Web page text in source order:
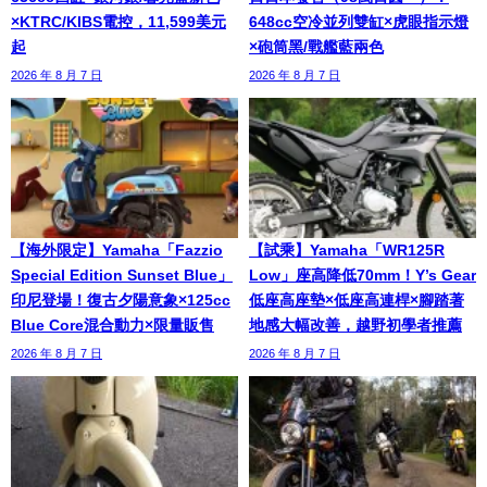
×KTRC/KIBS電控，11,599美元
起
2026 年 8 月 7 日
648cc空冷並列雙缸×虎眼指示燈
×砲筒黑/戰艦藍兩色
2026 年 8 月 7 日
【海外限定】Yamaha「Fazzio
Special Edition Sunset Blue」
印尼登場！復古夕陽意象×125cc
Blue Core混合動力×限量販售
2026 年 8 月 7 日
【試乘】Yamaha「WR125R
Low」座高降低70mm！Y’s Gear
低座高座墊×低座高連桿×腳踏著
地感大幅改善，越野初學者推薦
2026 年 8 月 7 日